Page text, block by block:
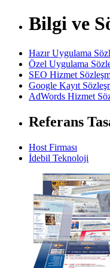
Bilgi ve
Hazır Uygulama
Özel Uygulama
SEO Hizmet
Google Kayıt
AdWords Hizmet
Referans
Host Firması
İdebil Teknoloji